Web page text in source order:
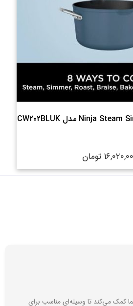
قابلمه Ninja Steam Simmer Roast مدل CW202BLUK
تومان
کمک می‌کند تا وسیله‌ای مناسب برای